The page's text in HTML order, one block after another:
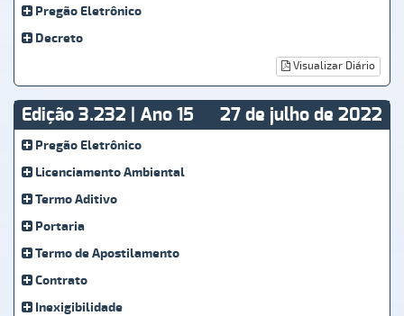
Pregão Eletrônico
Decreto
Visualizar Diário
Edição 3.232 | Ano 15 27 de julho de 2022
Pregão Eletrônico
Licenciamento Ambiental
Termo Aditivo
Portaria
Termo de Apostilamento
Contrato
Inexigibilidade